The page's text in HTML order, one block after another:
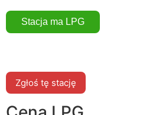
Zgłoś tę stację